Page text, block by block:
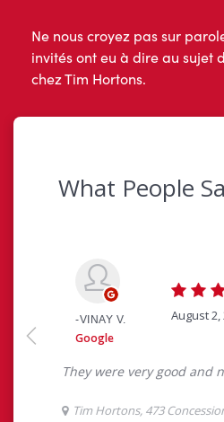
Ne nous croyez pas sur
invités ont eu à dire au sujet
chez Tim Hortons.